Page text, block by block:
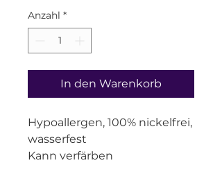
Anzahl *
In den Warenkorb
Hypoallergen, 100% nickelfrei,
wasserfest
Kann verfärben